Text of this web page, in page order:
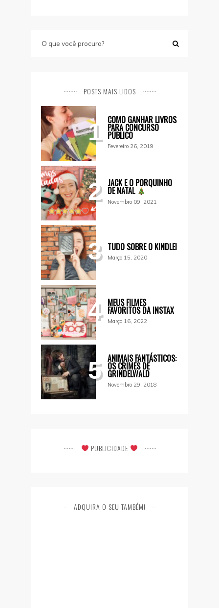
POSTS MAIS LIDOS
1 COMO GANHAR LIVROS
PARA CONCURSO
PÚBLICO
Fevereiro 26, 2019
2 JACK E O PORQUINHO
DE NATAL
Novembro 09, 2021
3 TUDO SOBRE O KINDLE!
Março 15, 2020
4 MEUS FILMES
FAVORITOS DA INSTAX
Março 16, 2022
5 ANIMAIS FANTÁSTICOS:
OS CRIMES DE
GRINDELWALD
Novembro 29, 2018
PUBLICIDADE
ADQUIRA O SEU TAMBÉM!